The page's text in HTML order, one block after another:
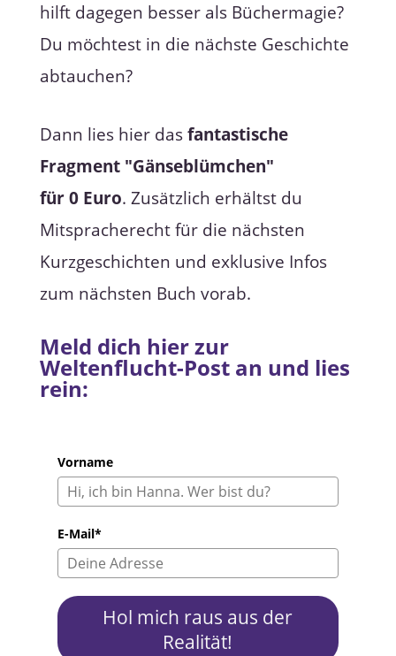
hilft dagegen besser als Büchermagie?
Du möchtest in die nächste Geschichte
abtauchen?
Dann lies hier dasfantastische
Fragment "Gänseblümchen"
für 0 Euro. Zusätzlich erhältst du
Mitspracherecht für die nächsten
Kurzgeschichten und exklusive Infos
zum nächsten Buch vorab.
Meld dich hier zur
Weltenflucht-Post an und lies
rein:
Vorname
E-Mail*
Hol mich raus aus der
Realität!